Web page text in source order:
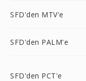
SFD'den MTV'e
SFD'den PALM'e
SFD'den PCT'e